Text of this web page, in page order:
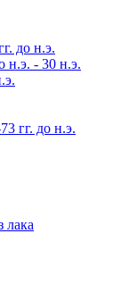
до н.э.
н.э. - 30 н.э.
гг. до н.э.
лака